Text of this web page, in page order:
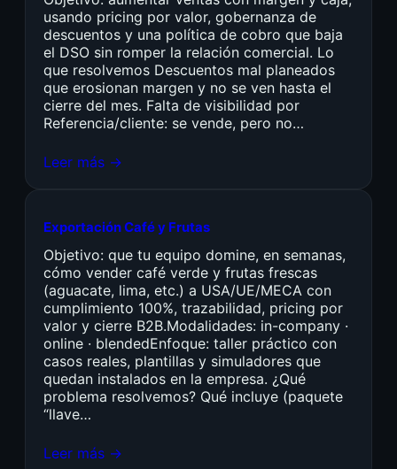
usando pricing por valor, gobernanza de
descuentos y una política de cobro que baja
el DSO sin romper la relación comercial. Lo
que resolvemos Descuentos mal planeados
que erosionan margen y no se ven hasta el
cierre del mes. Falta de visibilidad por
Referencia/cliente: se vende, pero no…
Leer más →
Exportación Café y Frutas
Objetivo: que tu equipo domine, en semanas,
cómo vender café verde y frutas frescas
(aguacate, lima, etc.) a USA/UE/MECA con
cumplimiento 100%, trazabilidad, pricing por
valor y cierre B2B.Modalidades: in-company ·
online · blendedEnfoque: taller práctico con
casos reales, plantillas y simuladores que
quedan instalados en la empresa. ¿Qué
problema resolvemos? Qué incluye (paquete
“llave…
Leer más →